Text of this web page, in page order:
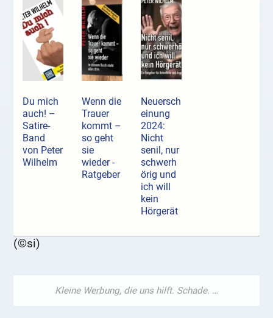
Du mich
auch! –
Satire-
Band
von Peter
Wilhelm
Wenn die
Trauer
kommt –
so geht
sie
wieder -
Ratgeber
Neuersch
einung
2024:
Nicht
senil, nur
schwerh
örig und
ich will
kein
Hörgerät
(©si)